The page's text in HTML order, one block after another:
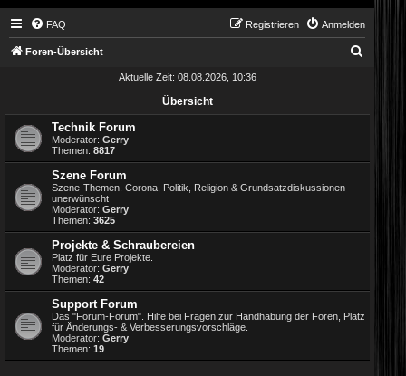
FAQ Anmelden
Registrieren
Foren-Übersicht
h
Aktuelle Zeit: 08.08.2026, 10:36
Übersicht
Technik Forum
Moderator: Gerry
Themen: 8817
Szene Forum
Szene-Themen. Corona, Politik, Religion & Grundsatzdiskussionen
unerwünscht
Moderator: Gerry
Themen: 3625
Projekte & Schraubereien
Platz für Eure Projekte.
Moderator: Gerry
Themen: 42
Support Forum
Das "Forum-Forum". Hilfe bei Fragen zur Handhabung der Foren, Platz
für Änderungs- & Verbesserungsvorschläge.
Moderator: Gerry
Themen: 19